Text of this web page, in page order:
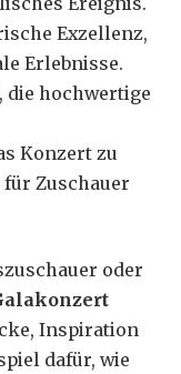
Exzellenz,
Erlebnisse.
die hochwertige
Konzert zu
Zuschauer
oder
Inspiration
dafür, wie